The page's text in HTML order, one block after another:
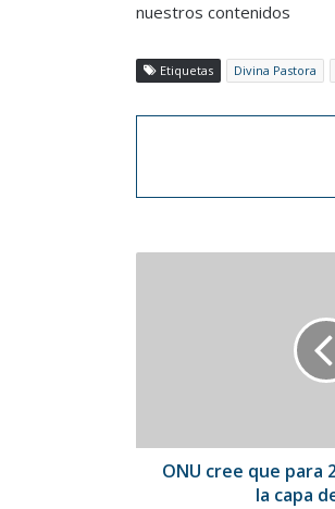
nuestros contenidos
Etiquetas Divina Pastora
capa
ONU cree que para
la capa